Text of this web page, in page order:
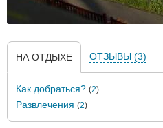
НА ОТДЫХЕ ОТЗЫВЫ (3)
Как добраться? (2)
Развлечения (2)